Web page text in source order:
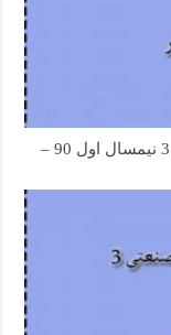
دانلود رایگان نمونه سوال حسابداری صنعتی 3 نیمسال اول 90 –